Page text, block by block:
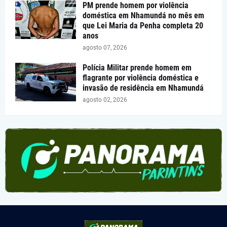
PM prende homem por violência
doméstica em Nhamundá no mês em
que Lei Maria da Penha completa 20
anos
agosto 07, 2026
Polícia Militar prende homem em
flagrante por violência doméstica e
invasão de residência em Nhamundá
agosto 02, 2026